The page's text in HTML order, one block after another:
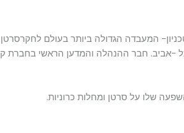
m
המעבדה הגדולה ביותר בעולם לחקרסרטן
תל -אביב. חבר ההנהלה והמדען הראשי בחברת
שלו על סרטן ומחלות כרוניות.